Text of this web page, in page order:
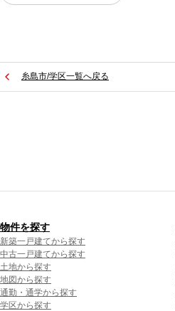
糸島市/学区一覧へ戻る
物件を探す
新築一戸建てから探す
中古一戸建てから探す
土地から探す
地図から探す
通勤・通学から探す
学区から探す